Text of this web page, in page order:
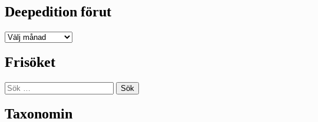
Deepedition förut
Deepedition
Frisöket
Sök
efter:
Taxonomin